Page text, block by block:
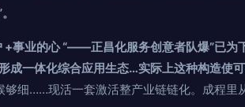
+事业的心 “——正昌化服务创意者队爆”已为
成一体化综合应用生态…实际上这种构造使
够细……现活一套激活整产业链链化。成程里